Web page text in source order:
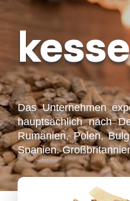
Das Unternehmen
hauptsächlich nach
Rumänien, Polen,
Spanien,